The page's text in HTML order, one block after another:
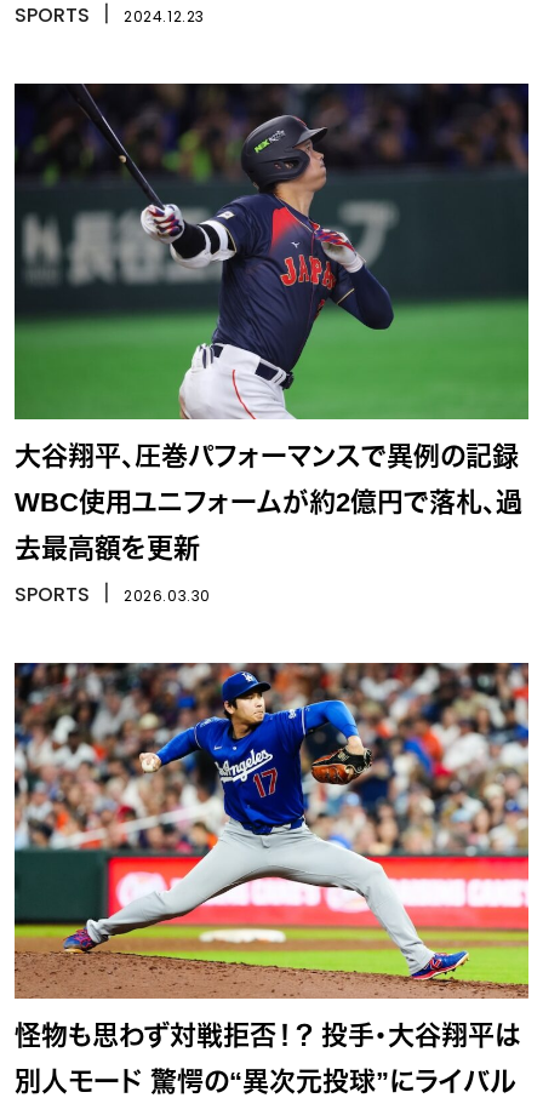
SPORTS 2024.12.23
大谷翔平、圧巻パフォーマンスで異例の記録
WBC使用ユニフォームが約2億円で落札、過
去最高額を更新
SPORTS 2026.03.30
怪物も思わず対戦拒否！？ 投手・大谷翔平は
別人モード 驚愕の“異次元投球”にライバル